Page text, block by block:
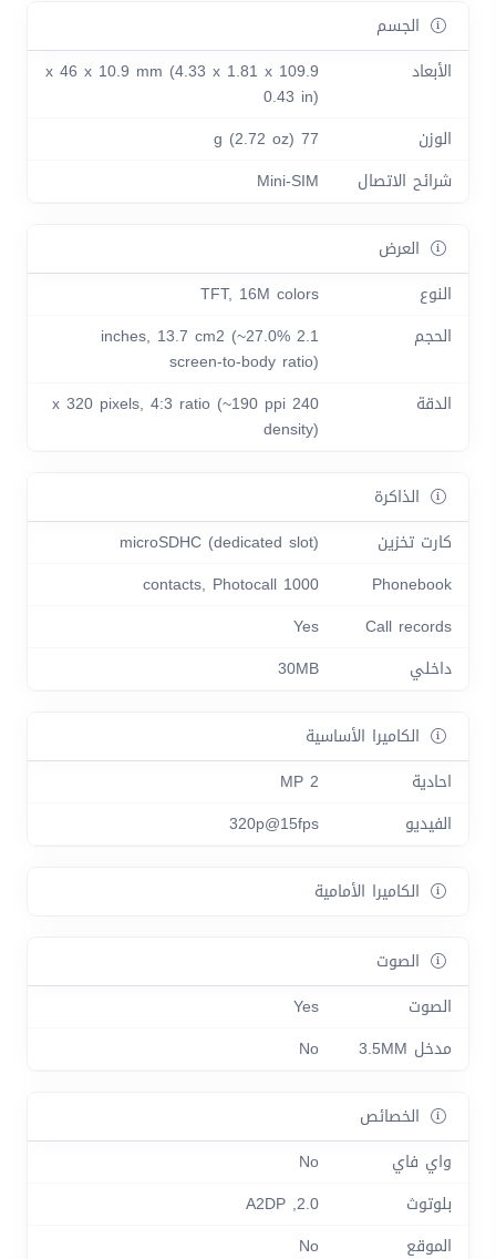
الجسم
الأبعاد
109.9 x 46 x 10.9 mm (4.33 x 1.81 x
0.43 in)
الوزن
77 g (2.72 oz)
شرائح الاتصال
Mini-SIM
العرض
النوع
TFT, 16M colors
الحجم
2.1 inches, 13.7 cm2 (~27.0%
screen-to-body ratio)
الدقة
240 x 320 pixels, 4:3 ratio (~190 ppi
density)
الذاكرة
كارت تخزين
microSDHC (dedicated slot)
Phonebook
1000 contacts, Photocall
Call records
Yes
داخلي
30MB
الكاميرا الأساسية
احادية
2 MP
الفيديو
320p@15fps
الكاميرا الأمامية
الصوت
الصوت
Yes
مدخل 3.5MM
No
الخصائص
واي فاي
No
بلوتوث
2.0, A2DP
الموقع
No